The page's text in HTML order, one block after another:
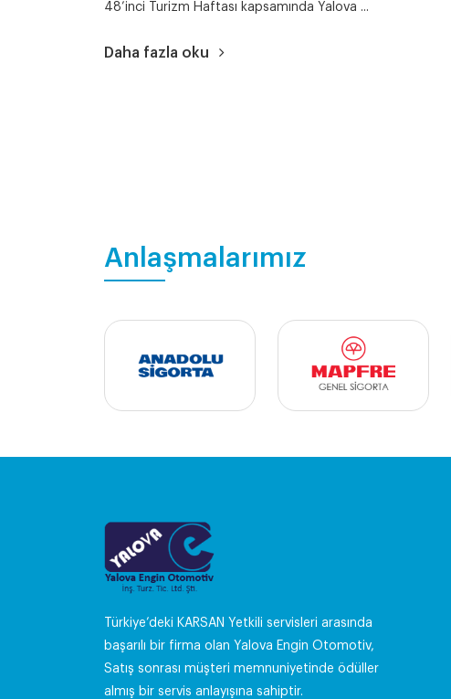
48’inci Turizm Haftası kapsamında Yalova ...
Daha fazla oku
Anlaşmalarımız
Türkiye’deki KARSAN Yetkili servisleri arasında
başarılı bir firma olan Yalova Engin Otomotiv,
Satış sonrası müşteri memnuniyetinde ödüller
almış bir servis anlayışına sahiptir.